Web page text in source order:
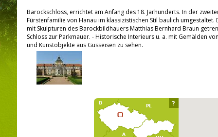
Barockschloss, errichtet am Anfang des 18. Jarhunderts. In der
Fürstenfamilie von Hanau im klassizistischen Stil baulich
mit Skulpturen des Barockbildhauers Matthias Bernhard Braun
Schloss zur Parkmauer. - Historische Interieurs u. a. mit Gemälden
und Kunstobjekte aus Gusseisen zu sehen.
?